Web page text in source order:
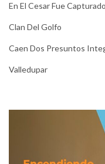
En El Cesar Fue
Clan Del Golfo
Caen Dos Presuntos
Valledupar